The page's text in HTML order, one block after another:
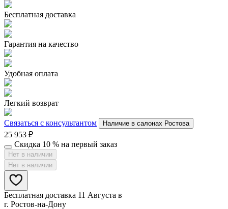
Бесплатная доставка
Гарантия на качество
Удобная оплата
Легкий возврат
Связаться с консультантом Наличие в салонах Ростова
25 953 ₽
Скидка 10 % на первый заказ
Нет в наличии
Нет в наличии
Бесплатная доставка 11 Августа в
г. Ростов-на-Дону